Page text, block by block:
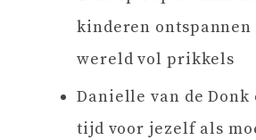
kinderen ontspannen
wereld vol prikkels
Danielle van de Donk
tijd voor jezelf als